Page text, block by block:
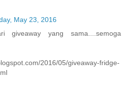
May 23, 2016
giveaway yang sama....semoga
2016/05/giveaway-fridge-